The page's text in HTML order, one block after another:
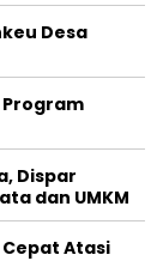
Desa
Dispar
dan UMKM
Atasi